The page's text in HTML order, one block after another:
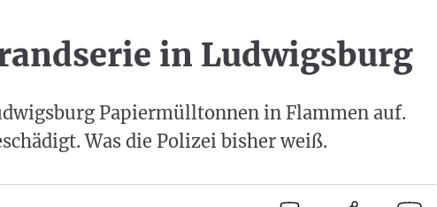
in Ludwigsburg
Papiermülltonnen in Flammen auf.
Was die Polizei bisher weiß.